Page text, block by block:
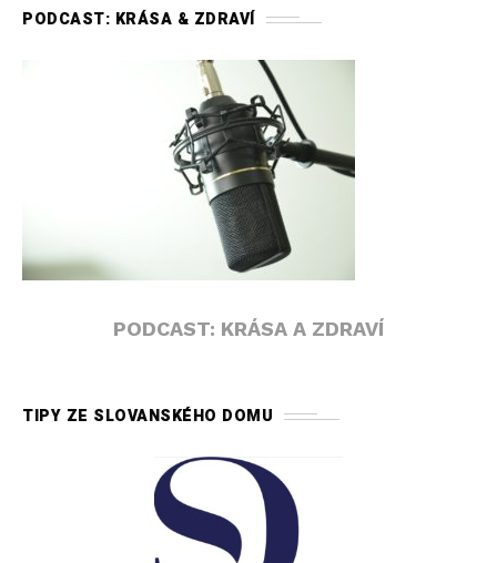
PODCAST: KRÁSA & ZDRAVÍ
PODCAST: KRÁSA A ZDRAVÍ
TIPY ZE SLOVANSKÉHO DOMU